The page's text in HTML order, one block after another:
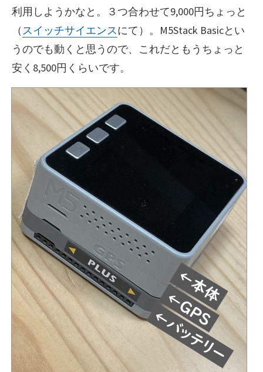
利用しようかなと。３つ合わせて9,000円ちょっと
（スイッチサイエンスにて）。M5Stack Basicとい
うのでも動くと思うので、これだともうちょっと
安く8,500円くらいです。